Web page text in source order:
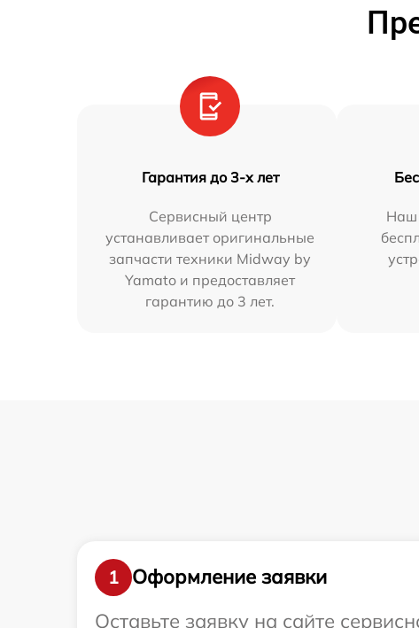
Гарантия до 3-х лет
Сервисный центр
устанавливает оригинальные
запчасти техники Midway by
Yamato и предоставляет
гарантию до 3 лет.
Наш
1
Оформление заявки
Оставьте заявку на сайте